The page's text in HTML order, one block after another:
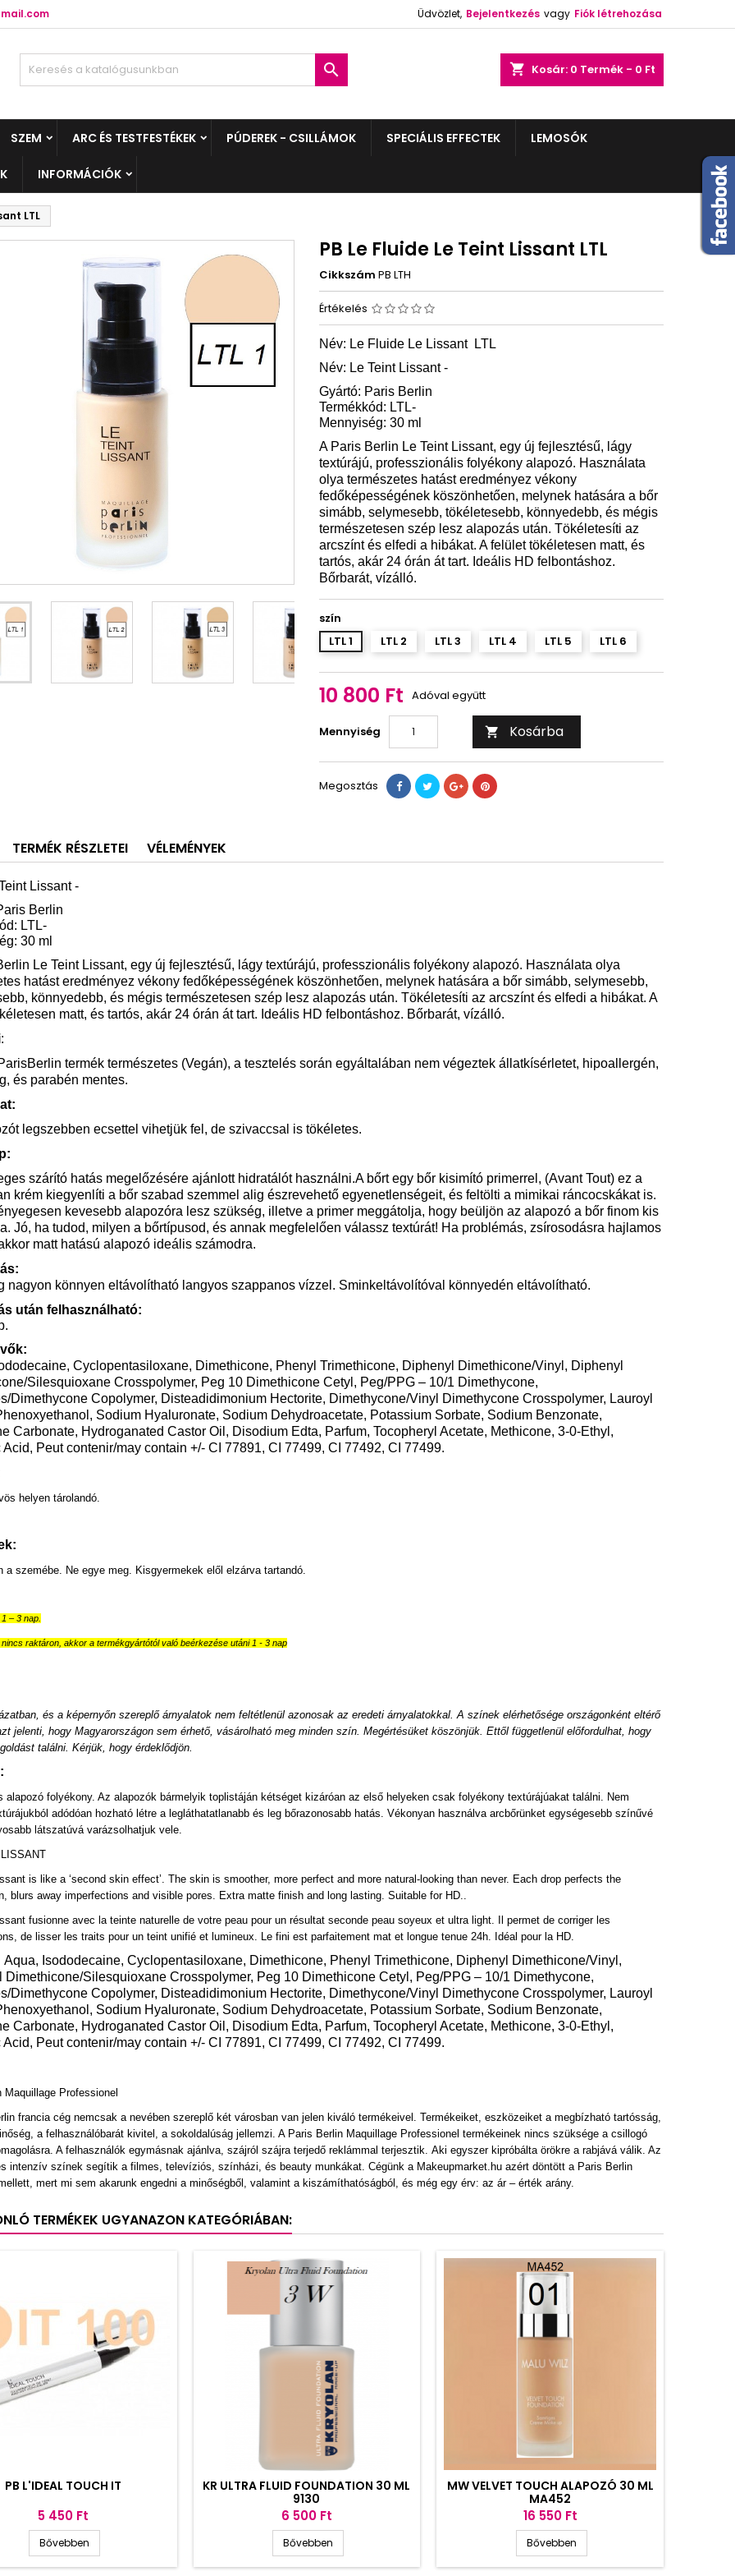
Üdvözlet, Bejelentkezés vagy Fiók létrehozása
shopping_cart Kosár: 0 Termék - 0 Ft

SZEM ARC ÉS TESTFESTÉKEK PÚDEREK - CSILLÁMOK SPECIÁLIS EFFECTEK LEMOSÓK
INFORMÁCIÓK
LTL
PB Le Fluide Le Teint Lissant LTL
Cikkszám PB LTH
Értékelés
Név: Le Fluide Le Lissant LTL
Név: Le Teint Lissant-
Gyártó: Paris Berlin
Termékkód: LTL-
Mennyiség: 30 ml
A Paris Berlin Le Teint Lissant, egy új fejlesztésű, lágy
textúrájú, professzionális folyékony alapozó. Használata
olya természetes hatást eredményez vékony
fedőképességének köszönhetően, melynek hatására a bőr
simább, selymesebb, tökéletesebb, könnyedebb, és mégis
természetesen szép lesz alapozás után. Tökéletesíti az
arcszínt és elfedi a hibákat. A felület tökéletesen matt, és
tartós, akár 24 órán át tart. Ideális HD felbontáshoz.
Bőrbarát, vízálló.
szín
LTL 1
LTL 2 LTL 3 LTL 4 LTL 5 LTL 6
10 800 Ft Adóval együtt
Mennyiség  Kosárba
Megosztás
TERMÉK RÉSZLETEI VÉLEMÉNYEK
Lissant-
Berlin
LTL-
30 ml
Le Teint Lissant, egy új fejlesztésű, lágy textúrájú, professzionális folyékony alapozó. Használata olya
hatást eredményez vékony fedőképességének köszönhetően, melynek hatására a bőr simább, selymesebb,
könnyedebb, és mégis természetesen szép lesz alapozás után. Tökéletesíti az arcszínt és elfedi a hibákat. A
matt, és tartós, akár 24 órán át tart. Ideális HD felbontáshoz. Bőrbarát, vízálló.
:
termék természetes (Vegán), a tesztelés során egyáltalában nem végeztek állatkísérletet, hipoallergén,
és parabén mentes.
legszebben ecsettel vihetjük fel, de szivaccsal is tökéletes.
szárító hatás megelőzésére ajánlott hidratálót használni.A bőrt egy bőr kisimító primerrel, (Avant Tout) ez a
krém kiegyenlíti a bőr szabad szemmel alig észrevehető egyenetlenségeit, és feltölti a mimikai ráncocskákat is.
kevesebb alapozóra lesz szükség, illetve a primer meggátolja, hogy beüljön az alapozó a bőr finom kis
Jó, ha tudod, milyen a bőrtípusod, és annak megfelelően válassz textúrát! Ha problémás, zsírosodásra hajlamos
matt hatású alapozó ideális számodra.
nagyon könnyen eltávolítható langyos szappanos vízzel. Sminkeltávolítóval könnyedén eltávolítható.
után felhasználható:
Cyclopentasiloxane, Dimethicone, Phenyl Trimethicone, Diphenyl Dimethicone/Vinyl, Diphenyl
Silesquioxane Crosspolymer, Peg 10 Dimethicone Cetyl, Peg/PPG – 10/1 Dimethycone,
Dimethycone Copolymer, Disteadidimonium Hectorite, Dimethycone/Vinyl Dimethycone Crosspolymer, Lauroyl
Sodium Hyaluronate, Sodium Dehydroacetate, Potassium Sorbate, Sodium Benzonate,
Carbonate, Hydroganated Castor Oil, Disodium Edta, Parfum, Tocopheryl Acetate, Methicone, 3-0-Ethyl,
Peut contenir/may contain +/- CI 77891, CI 77499, CI 77492, CI 77499.
helyen tárolandó.
a szemébe. Ne egye meg. Kisgyermekek elől elzárva tartandó.
– 3 nap.
raktáron, akkor a termékgyártótól való beérkezése utáni 1 - 3 nap
és a képernyőn szereplő árnyalatok nem feltétlenül azonosak az eredeti árnyalatokkal. A színek elérhetősége országonként eltérő
jelenti, hogy Magyarországon sem érhető, vásárolható meg minden szín. Megértésüket köszönjük. Ettől függetlenül előfordulhat, hogy
találni. Kérjük, hogy érdeklődjön.
alapozó folyékony. Az alapozók bármelyik toplistáján kétséget kizáróan az első helyeken csak folyékony textúrájúakat találni. Nem
adódóan hozható létre a legláthatatlanabb és leg bőrazonosabb hatás. Vékonyan használva arcbőrünket egységesebb színűvé
látszatúvá varázsolhatjuk vele.
is like a ‘second skin effect’. The skin is smoother, more perfect and more natural-looking than never. Each drop perfects the
blurs away imperfections and visible pores. Extra matte finish and long lasting. Suitable for HD..
fusionne avec la teinte naturelle de votre peau pour un résultat seconde peau soyeux et ultra light. Il permet de corriger les
de lisser les traits pour un teint unifié et lumineux. Le fini est parfaitement mat et longue tenue 24h. Idéal pour la HD.
Aqua, Isododecaine, Cyclopentasiloxane, Dimethicone, Phenyl Trimethicone, Diphenyl Dimethicone/Vinyl,
Dimethicone/Silesquioxane Crosspolymer, Peg 10 Dimethicone Cetyl, Peg/PPG – 10/1 Dimethycone,
Dimethycone Copolymer, Disteadidimonium Hectorite, Dimethycone/Vinyl Dimethycone Crosspolymer, Lauroyl
Sodium Hyaluronate, Sodium Dehydroacetate, Potassium Sorbate, Sodium Benzonate,
Carbonate, Hydroganated Castor Oil, Disodium Edta, Parfum, Tocopheryl Acetate, Methicone, 3-0-Ethyl,
Peut contenir/may contain +/- CI 77891, CI 77499, CI 77492, CI 77499.
Maquillage Professionel
francia cég nemcsak a nevében szereplő két városban van jelen kiváló termékeivel. Termékeiket, eszközeiket a megbízható tartósság,
a felhasználóbarát kivitel, a sokoldalúság jellemzi. A Paris Berlin Maquillage Professionel termékeinek nincs szüksége a csillogó
A felhasználók egymásnak ajánlva, szájról szájra terjedő reklámmal terjesztik. Aki egyszer kipróbálta örökre a rabjává válik. Az
intenzív színek segítik a filmes, televíziós, színházi, és beauty munkákat. Cégünk a Makeupmarket.hu azért döntött a Paris Berlin
mert mi sem akarunk engedni a minőségből, valamint a kiszámíthatóságból, és még egy érv: az ár – érték arány.
TERMÉKEK UGYANAZON KATEGÓRIÁBAN:
PB L'IDEAL TOUCH IT
Ár
5 450 Ft
Bővebben
KR ULTRA FLUID FOUNDATION 30 ML
9130
Ár
6 500 Ft
Bővebben
MW VELVET TOUCH ALAPOZÓ 30 ML
MA452
Ár
16 550 Ft
Bővebben